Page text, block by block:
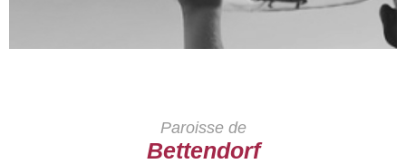
Paroisse de
Bettendorf